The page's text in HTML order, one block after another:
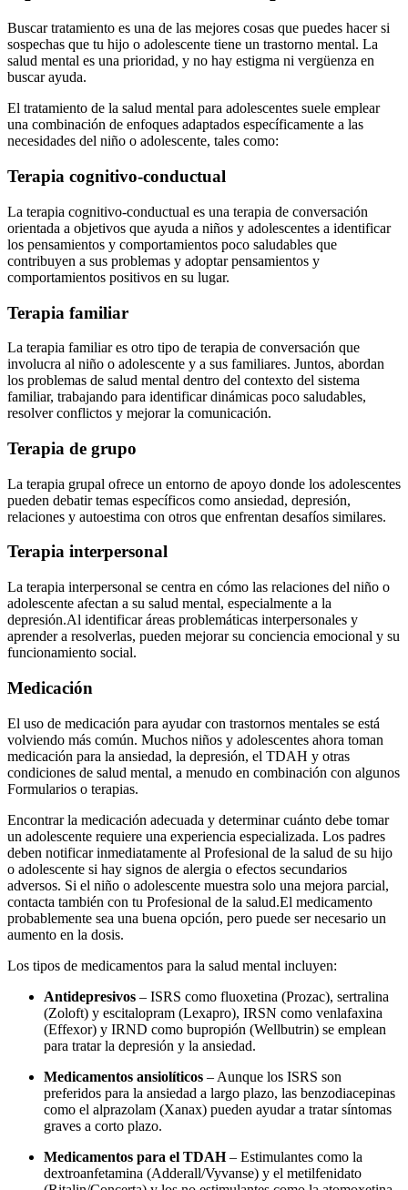
Buscar tratamiento es una de las mejores cosas que puedes hacer si
sospechas que tu hijo o adolescente tiene un trastorno mental. La
salud mental es una prioridad, y no hay estigma ni vergüenza en
buscar ayuda.
El tratamiento de la salud mental para adolescentes suele emplear
una combinación de enfoques adaptados específicamente a las
necesidades del niño o adolescente, tales como:
Terapia cognitivo-conductual
La terapia cognitivo-conductual es una terapia de conversación
orientada a objetivos que ayuda a niños y adolescentes a identificar
los pensamientos y comportamientos poco saludables que
contribuyen a sus problemas y adoptar pensamientos y
comportamientos positivos en su lugar.
Terapia familiar
La terapia familiar es otro tipo de terapia de conversación que
involucra al niño o adolescente y a sus familiares. Juntos, abordan
los problemas de salud mental dentro del contexto del sistema
familiar, trabajando para identificar dinámicas poco saludables,
resolver conflictos y mejorar la comunicación.
Terapia de grupo
La terapia grupal ofrece un entorno de apoyo donde los adolescentes
pueden debatir temas específicos como ansiedad, depresión,
relaciones y autoestima con otros que enfrentan desafíos similares.
Terapia interpersonal
La terapia interpersonal se centra en cómo las relaciones del niño o
adolescente afectan a su salud mental, especialmente a la
depresión.Al identificar áreas problemáticas interpersonales y
aprender a resolverlas, pueden mejorar su conciencia emocional y su
funcionamiento social.
Medicación
El uso de medicación para ayudar con trastornos mentales se está
volviendo más común. Muchos niños y adolescentes ahora toman
medicación para la ansiedad, la depresión, el TDAH y otras
condiciones de salud mental, a menudo en combinación con algunos
Formularios o terapias.
Encontrar la medicación adecuada y determinar cuánto debe tomar
un adolescente requiere una experiencia especializada. Los padres
deben notificar inmediatamente al Profesional de la salud de su hijo
o adolescente si hay signos de alergia o efectos secundarios
adversos. Si el niño o adolescente muestra solo una mejora parcial,
contacta también con tu Profesional de la salud.El medicamento
probablemente sea una buena opción, pero puede ser necesario un
aumento en la dosis.
Los tipos de medicamentos para la salud mental incluyen:
Antidepresivos – ISRS como fluoxetina (Prozac), sertralina
(Zoloft) y escitalopram (Lexapro), IRSN como venlafaxina
(Effexor) y IRND como bupropión (Wellbutrin) se emplean
para tratar la depresión y la ansiedad.
Medicamentos ansiolíticos – Aunque los ISRS son
preferidos para la ansiedad a largo plazo, las benzodiacepinas
como el alprazolam (Xanax) pueden ayudar a tratar síntomas
graves a corto plazo.
Medicamentos para el TDAH– Estimulantes como la
dextroanfetamina (Adderall/Vyvanse) y el metilfenidato